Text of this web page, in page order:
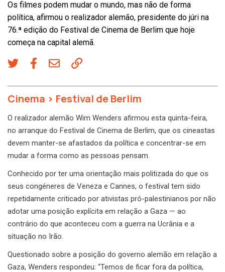
Os filmes podem mudar o mundo, mas não de forma
política, afirmou o realizador alemão, presidente do júri na
76.ª edição do Festival de Cinema de Berlim que hoje
começa na capital alemã.
Cinema > Festival de Berlim
O realizador alemão Wim Wenders afirmou esta quinta-feira,
no arranque do Festival de Cinema de Berlim, que os cineastas
devem manter-se afastados da política e concentrar-se em
mudar a forma como as pessoas pensam.
Conhecido por ter uma orientação mais politizada do que os
seus congéneres de Veneza e Cannes, o festival tem sido
repetidamente criticado por ativistas pró-palestinianos por não
adotar uma posição explícita em relação a Gaza — ao
contrário do que aconteceu com a guerra na Ucrânia e a
situação no Irão.
Questionado sobre a posição do governo alemão em relação a
Gaza, Wenders respondeu: “Temos de ficar fora da política,